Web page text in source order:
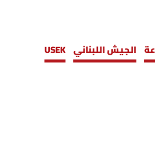
الجيش اللبناني USEK